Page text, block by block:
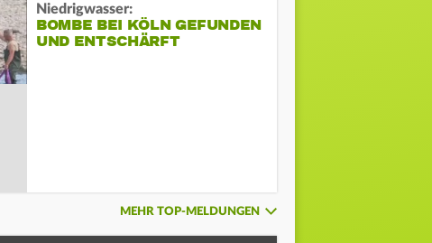
Niedrigwasser:
BOMBE BEI KÖLN GEFUNDEN
UND ENTSCHÄRFT
MEHR TOP-MELDUNGEN